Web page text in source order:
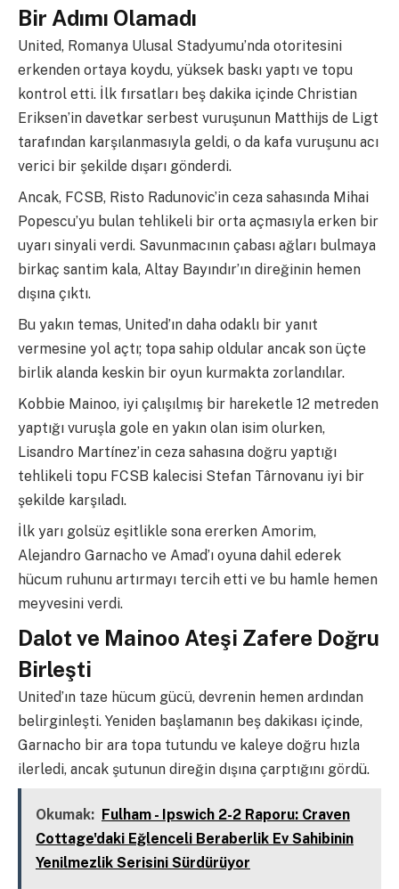
Bir Adımı Olamadı
United, Romanya Ulusal Stadyumu’nda otoritesini
erkenden ortaya koydu, yüksek baskı yaptı ve topu
kontrol etti. İlk fırsatları beş dakika içinde Christian
Eriksen’in davetkar serbest vuruşunun Matthijs de Ligt
tarafından karşılanmasıyla geldi, o da kafa vuruşunu acı
verici bir şekilde dışarı gönderdi.
Ancak, FCSB, Risto Radunovic’in ceza sahasında Mihai
Popescu’yu bulan tehlikeli bir orta açmasıyla erken bir
uyarı sinyali verdi. Savunmacının çabası ağları bulmaya
birkaç santim kala, Altay Bayındır’ın direğinin hemen
dışına çıktı.
Bu yakın temas, United’ın daha odaklı bir yanıt
vermesine yol açtı; topa sahip oldular ancak son üçte
birlik alanda keskin bir oyun kurmakta zorlandılar.
Kobbie Mainoo, iyi çalışılmış bir hareketle 12 metreden
yaptığı vuruşla gole en yakın olan isim olurken,
Lisandro Martínez’in ceza sahasına doğru yaptığı
tehlikeli topu FCSB kalecisi Stefan Târnovanu iyi bir
şekilde karşıladı.
İlk yarı golsüz eşitlikle sona ererken Amorim,
Alejandro Garnacho ve Amad’ı oyuna dahil ederek
hücum ruhunu artırmayı tercih etti ve bu hamle hemen
meyvesini verdi.
Dalot ve Mainoo Ateşi Zafere Doğru
Birleşti
United’ın taze hücum gücü, devrenin hemen ardından
belirginleşti. Yeniden başlamanın beş dakikası içinde,
Garnacho bir ara topa tutundu ve kaleye doğru hızla
ilerledi, ancak şutunun direğin dışına çarptığını gördü.
Okumak: Fulham - Ipswich 2-2 Raporu: Craven
Cottage'daki Eğlenceli Beraberlik Ev Sahibinin
Yenilmezlik Serisini Sürdürüyor